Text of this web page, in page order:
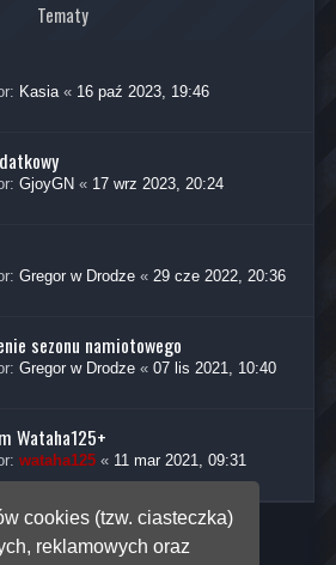
cookies (tzw. ciasteczka)
reklamowych oraz
Tematy
Kasia « 16 paź 2023, 19:46
GjoyGN « 17 wrz 2023, 20:24
Gregor w Drodze « 29 cze 2022, 20:36
sezonu namiotowego
Gregor w Drodze « 07 lis 2021, 10:40
Wataha125+
wataha125 « 11 mar 2021, 09:31